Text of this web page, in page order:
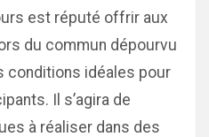
est réputé offrir aux
du commun dépourvu
conditions idéales pour
Il s’agira de
à réaliser dans des